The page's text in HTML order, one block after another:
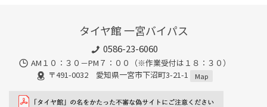
タイヤ館 一宮バイパス
0586-23-6060
AM１０：３０－PM７：００（※作業受付は１８：３０）
〒491-0032 愛知県一宮市下沼町3-21-1
Map